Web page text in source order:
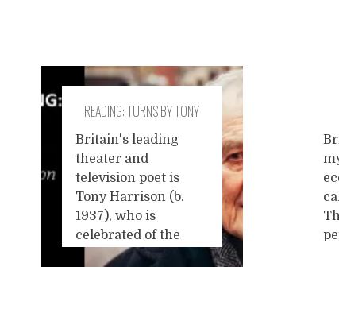
READING: TURNS BY TONY
HARRISON
Britain's leading
theater and
television poet is
Tony Harrison (b.
1937), who is
celebrated of the
twentieth century's